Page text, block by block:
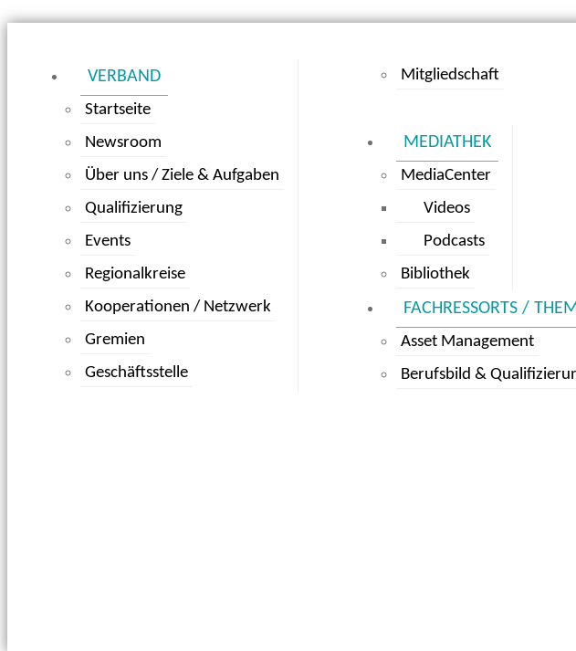
VERBAND
Startseite
Newsroom
Über uns / Ziele & Aufgaben
Qualifizierung
Events
Regionalkreise
Kooperationen / Netzwerk
Gremien
Geschäftsstelle
Mitgliedschaft
MEDIATHEK
MediaCenter
Videos
Podcasts
Bibliothek
FACHRESSORTS /
Asset Management
Berufsbild &